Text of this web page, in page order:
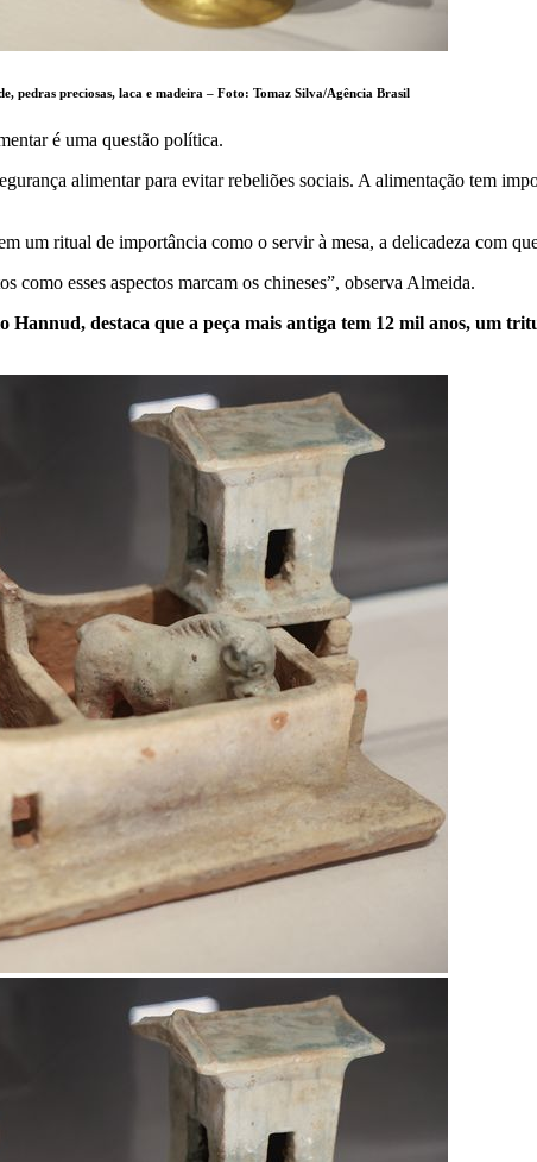
pedras preciosas, laca e madeira – Foto: Tomaz Silva/Agência Brasil
é uma questão política.
alimentar para evitar rebeliões sociais. A alimentação tem
um ritual de importância como o servir à mesa, a delicadeza com
como esses aspectos marcam os chineses”, observa Almeida.
destaca que a peça mais antiga tem 12 mil anos, um